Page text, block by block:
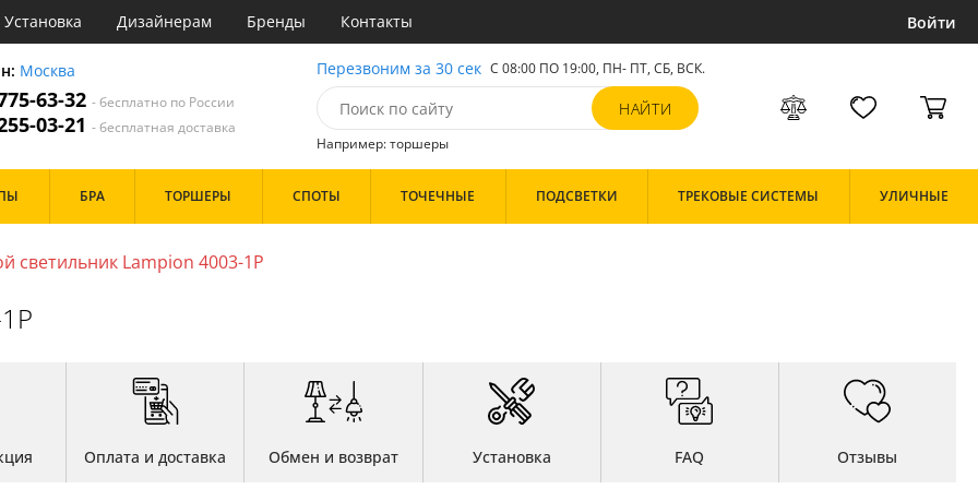
Установка Дизайнерам Бренды Контакты Войти
Москва
63-32 - бесплатно по России
03-21 - бесплатная доставка
Перезвоним за 30 сек С 08:00 ПО 19:00, ПН- ПТ,СБ, ВСК.
Например: торшеры
Зал
Белые
Шары
БРА ТОРШЕРЫ СПОТЫ ТОЧЕЧНЫЕ ПОДСВЕТКИ ТРЕКОВЫЕ СИСТЕМЫ УЛИЧНЫЕ
светильник Lampion 4003-1P
Оплата и доставка Обмен и возврат Установка FAQ Отзывы